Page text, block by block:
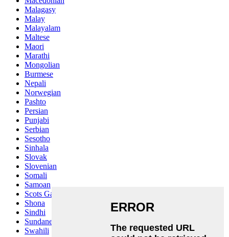
Malagasy
Malay
Malayalam
Maltese
Maori
Marathi
Mongolian
Burmese
Nepali
Norwegian
Pashto
Persian
Punjabi
Serbian
Sesotho
Sinhala
Slovak
Slovenian
Somali
Samoan
Scots Gaelic
Shona
Sindhi
Sundanese
Swahili